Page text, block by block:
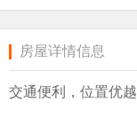
房屋详情信息
交通便利，位置优